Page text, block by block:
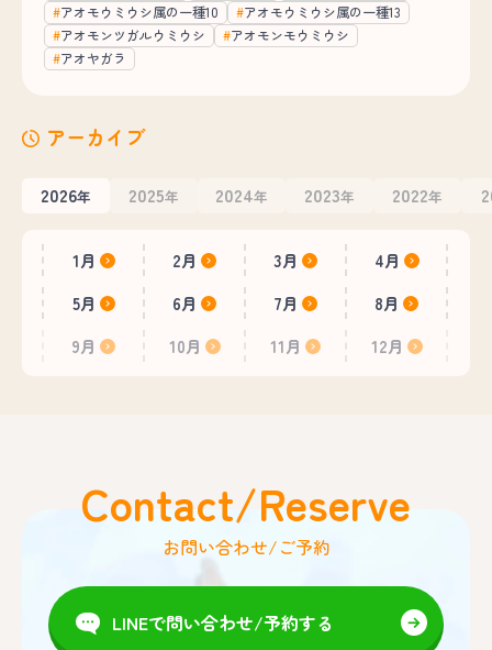
アオモウミウシ属の一種10
アオモウミウシ属の一種13
アオモンツガルウミウシ
アオモンモウミウシ
アオヤガラ
アーカイブ
2026年 2025年 2024年 2023年 2022年
1月 2月 3月
4月
5月
6月 7月
8月
9月
10月 11月 12月
Contact/Reserve
お問い合わせ/ご予約
LINEで問い合わせ/予約する